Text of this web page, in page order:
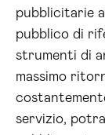
pubblicitarie
pubblico di
strumenti di
massimo
servizio,